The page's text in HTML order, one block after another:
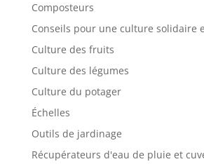
Composteurs
Conseils pour une culture solidaire
Culture des fruits
Culture des légumes
Culture du potager
Échelles
Outils de jardinage
Récupérateurs d'eau de pluie et